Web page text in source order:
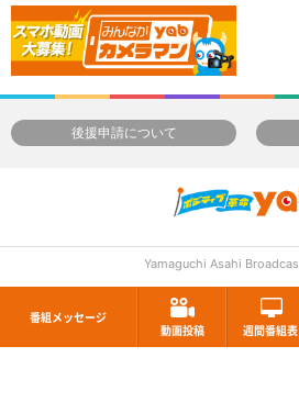
番組メッセージ
動画投稿
週間番組表
後援申請について
Yamaguchi Asahi